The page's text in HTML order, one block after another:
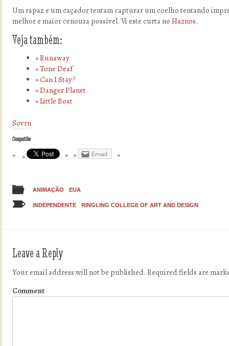
Um rapaz e um caçador tentam capturar um coelho tentando
melhor e maior cenoura possível. Vi este curta no Haznos.
Veja também:
Runaway
Tone Deaf
Can I Stay?
Danger Planet
Little Boat
Sovrn
Compartilhe
Email
ANIMAÇÃO EUA
INDEPENDENTE RINGLING COLLEGE OF ART AND DESIGN
Leave a Reply
Your email address will not be published. Required fields are
Comment